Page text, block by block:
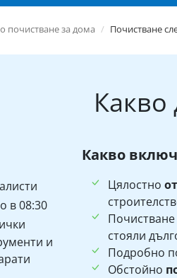
почистване за дома Почистване
Какво
в 08:30
и
Какво
Цялостно
Почистване
стояли
Подробно
Обстойно